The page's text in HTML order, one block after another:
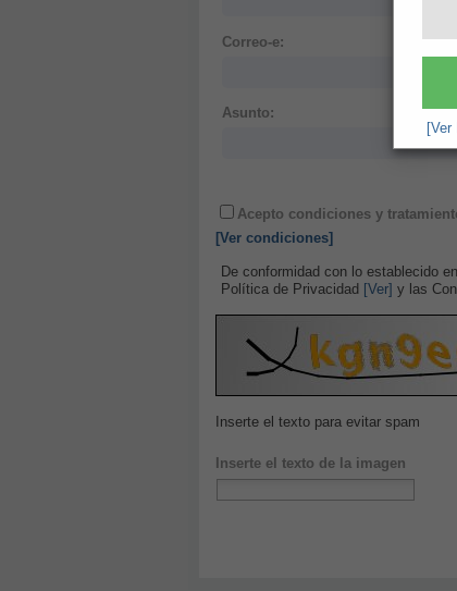
Correo-e:
Asunto:
Acepto condiciones y
[Ver condiciones]
De conformidad con lo establecido
Política de Privacidad [Ver] y las
Inserte el texto para evitar spam
Inserte el texto de la imagen